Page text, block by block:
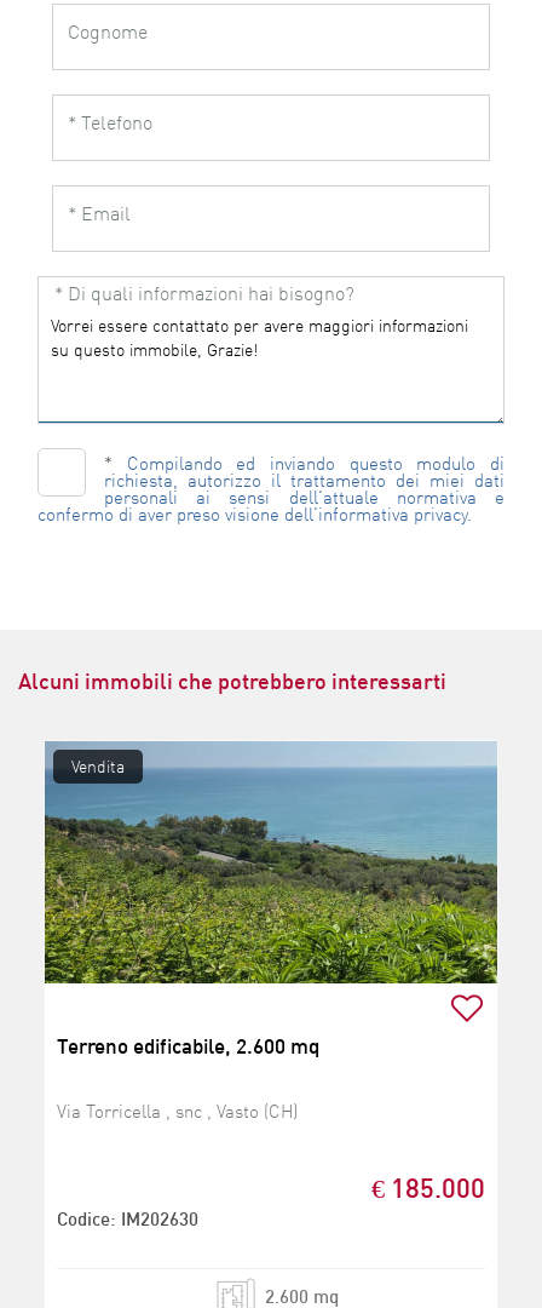
Cognome
* Telefono
* Email
* Di quali informazioni hai bisogno?
* Compilando ed inviando questo modulo di
richiesta, autorizzo il trattamento dei miei dati
personali ai sensi dell'attuale normativa e
confermo di aver preso visione dell'informativa privacy.
Alcuni immobili che potrebbero interessarti
Vendita
Terreno edificabile, 2.600 mq
Via Torricella , snc , Vasto (CH)
€ 185.000
Codice: IM202630
2.600 mq